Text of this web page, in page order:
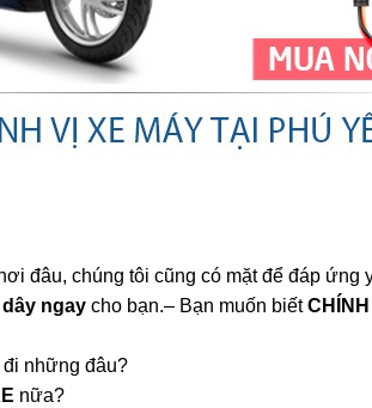
đâu, chúng tôi cũng có mặt để đáp ứng
ngay cho bạn.– Bạn muốn biếtCHÍNH
những đâu?
nữa?